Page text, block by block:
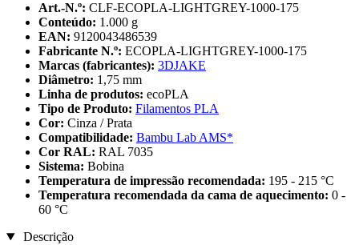
Art.-N.º: CLF-ECOPLA-LIGHTGREY-1000-175
Conteúdo: 1.000 g
EAN: 9120043486539
Fabricante N.º: ECOPLA-LIGHTGREY-1000-175
Marcas (fabricantes): 3DJAKE
Diâmetro: 1,75 mm
Linha de produtos: ecoPLA
Tipo de Produto: Filamentos PLA
Cor: Cinza / Prata
Compatibilidade: Bambu Lab AMS*
Cor RAL: RAL 7035
Sistema: Bobina
Temperatura de impressão recomendada: 195 - 215 °C
Temperatura recomendada da cama de aquecimento: 0 -
60 °C
Descrição